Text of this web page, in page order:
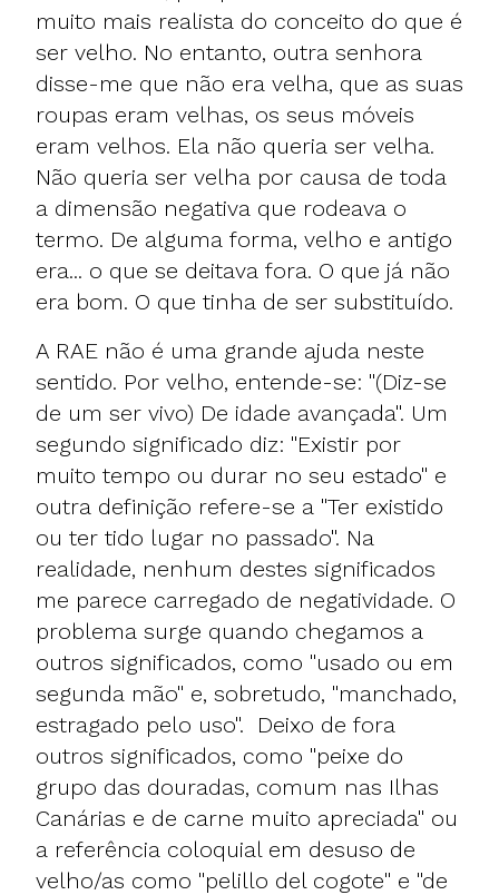
muito mais realista do conceito do que é
ser velho. No entanto, outra senhora
disse-me que não era velha, que as suas
roupas eram velhas, os seus móveis
eram velhos. Ela não queria ser velha.
Não queria ser velha por causa de toda
a dimensão negativa que rodeava o
termo. De alguma forma, velho e antigo
era... o que se deitava fora. O que já não
era bom. O que tinha de ser substituído.
A RAE não é uma grande ajuda neste
sentido. Por velho, entende-se: "(Diz-se
de um ser vivo) De idade avançada". Um
segundo significado diz: "Existir por
muito tempo ou durar no seu estado" e
outra definição refere-se a "Ter existido
ou ter tido lugar no passado". Na
realidade, nenhum destes significados
me parece carregado de negatividade. O
problema surge quando chegamos a
outros significados, como "usado ou em
segunda mão" e, sobretudo, "manchado,
estragado pelo uso". Deixo de fora
outros significados, como "peixe do
grupo das douradas, comum nas Ilhas
Canárias e de carne muito apreciada" ou
a referência coloquial em desuso de
velho/as como "pelillo del cogote" e "de